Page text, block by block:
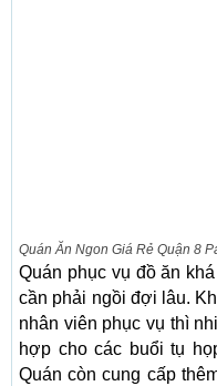
Quán Ăn Ngon Giá Rẻ Quận 8
Quán phục vụ đồ ăn
cần phải ngồi đợi lâu.
nhân viên phục vụ thì
hợp cho các buổi tụ
Quán còn cung cấp